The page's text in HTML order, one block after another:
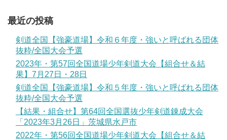
最近の投稿
剣道全国【強豪道場】令和６年度・強いと呼ばれる団体
抜粋/全国大会予選
2023年・第57回全国道場少年剣道大会【組合せ＆結
果】7月27日・28日
剣道全国【強豪道場】令和５年度・強いと呼ばれる団体
抜粋/全国大会予選
【結果・組合せ】第64回全国選抜少年剣道錬成大会
「2023年3月26日」茨城県水戸市
2022年・第56回全国道場少年剣道大会【組合せ＆結